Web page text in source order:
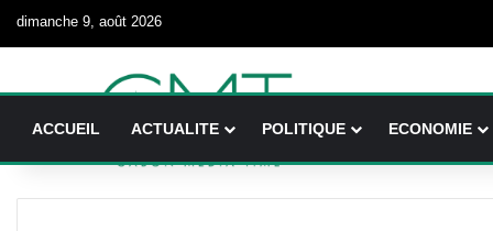
dimanche 9, août 2026
ACCUEIL ACTUALITE POLITIQUE ECONOMIE